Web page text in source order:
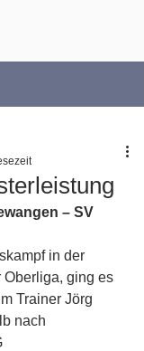
– SV
in der
ging es
Trainer Jörg
nach